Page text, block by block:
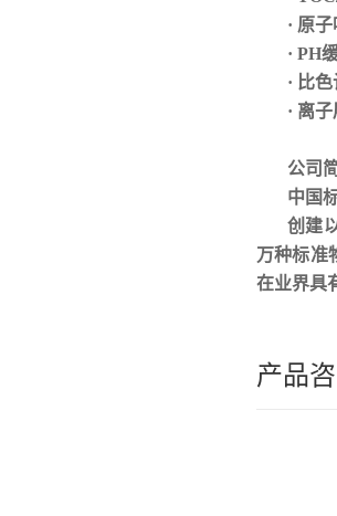
· 原
· PH
· 比
· 离
公司
中国
创建
万种标准
在业界具
产品